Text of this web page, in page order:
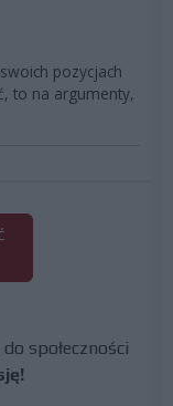
pozycjach
to na argumenty,
społeczności